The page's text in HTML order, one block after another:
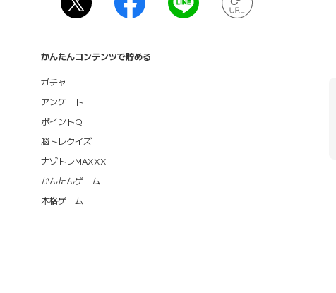
かんたんコンテンツで貯める
ガチャ
アンケート
ポイントQ
脳トレクイズ
ナゾトレMAXXX
かんたんゲーム
本格ゲーム